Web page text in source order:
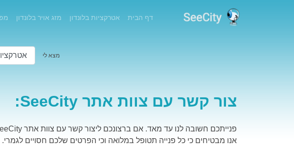
דף הבית(current) אטרקציות בלונדון מזג אויר בלונדון
מצא לי
צור קשר עם צוות אתר SeeCity:
פנייתכם חשובה לנו עד מאד. אם ברצונכם ליצור קשר עם צוות אתר SeeCity, אנא מלאו את הטופס למטה.
אנו מבטיחים כי כל פנייה תטופל במלואה וכי הפרטים שלכם חסויים לגמרי.